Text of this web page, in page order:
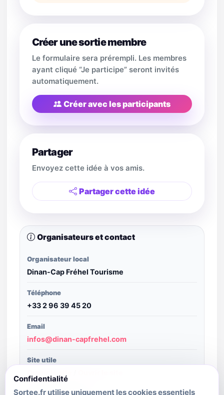
Créer une sortie membre
Le formulaire sera prérempli. Les membres
ayant cliqué “Je participe” seront invités
automatiquement.
Créer avec les participants
Partager
Envoyez cette idée à vos amis.
Partager cette idée
Organisateurs et contact
Organisateur local
Dinan-Cap Fréhel Tourisme
Téléphone
+33 2 96 39 45 20
Email
infos@dinan-capfrehel.com
Site utile
Confidentialité
Sortee.fr utilise uniquement les cookies essentiels